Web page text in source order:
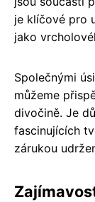
je klíčové pro
jako
Společnými
můžeme
divočině. Je
fascinujících
zárukou